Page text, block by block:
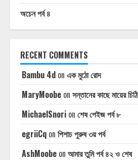
অচেন পর্ব ৪
RECENT COMMENTS
Bambu 4d on এক মুঠো রোদ
MaryMoobe on সন্তানের কাছে মায়ের চিঠি
MichaelSnori on শেষ পেইজ পর্ব ৮
egriiCq on পিশাচ পুরুষ ৩য় পর্ব
AshMoobe on আমার তুমি পর্ব ৪২ ও শেষ